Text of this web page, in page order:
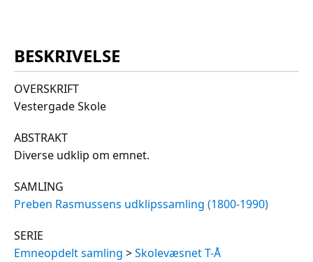
BESKRIVELSE
OVERSKRIFT
Vestergade Skole
ABSTRAKT
Diverse udklip om emnet.
SAMLING
Preben Rasmussens udklipssamling (1800-1990)
SERIE
Emneopdelt samling >Skolevæsnet T-Å